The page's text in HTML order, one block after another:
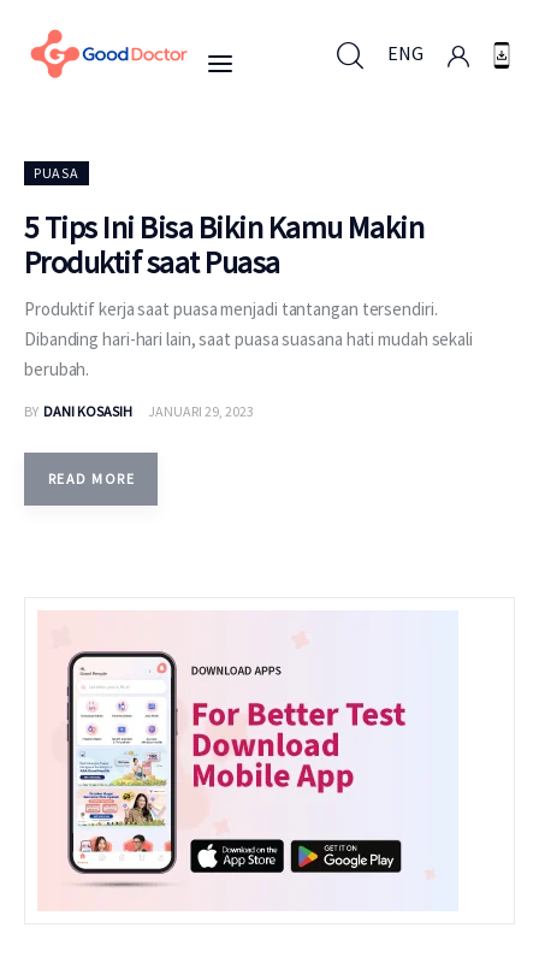
ENG
Untuk Bisnis
Untuk Anda
Berita
Layanan
PUASA
5 Tips Ini Bisa Bikin Kamu Makin
Produktif saat Puasa
Produktif kerja saat puasa menjadi tantangan tersendiri.
Dibanding hari-hari lain, saat puasa suasana hati mudah sekali
berubah.
BY DANI KOSASIH JANUARI 29, 2023
READ MORE